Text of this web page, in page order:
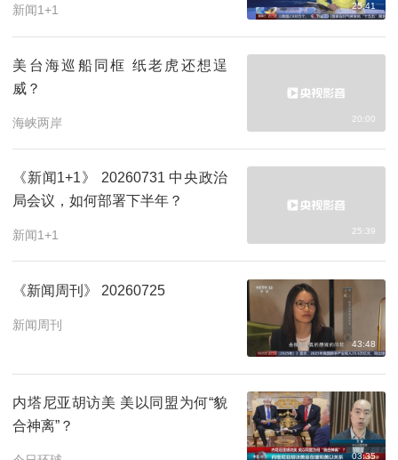
新闻1+1 25:41
美台海巡船同框 纸老虎还想逞
威？
海峡两岸 20:00
《新闻1+1》 20260731 中央政治
局会议，如何部署下半年？
新闻1+1 25:39
《新闻周刊》 20260725
新闻周刊
43:48
内塔尼亚胡访美 美以同盟为何“貌
合神离”？
03:35